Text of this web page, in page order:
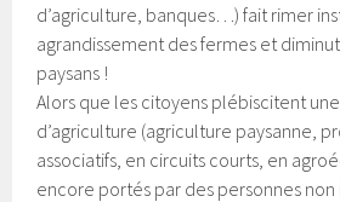
d’agriculture, banques…) fait rimer
agrandissement des fermes et
paysans !
Alors que les citoyens plébiscitent
d’agriculture (agriculture paysanne,
associatifs, en circuits courts, en
encore portés par des personnes non